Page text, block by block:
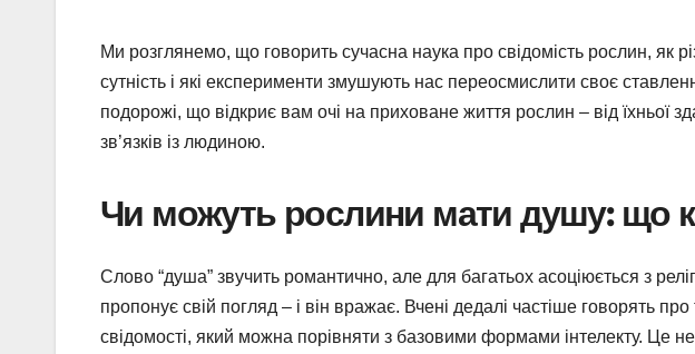
Ми розглянемо, що говорить сучасна наука про свідомість рослин, як
сутність і які експерименти змушують нас переосмислити своє
подорожі, що відкриє вам очі на приховане життя рослин – від їхньої
зв’язків із людиною.
Чи можуть рослини мати душу: що
Слово “душа” звучить романтично, але для багатьох асоціюється з
пропонує свій погляд – і він вражає. Вчені дедалі частіше говорять
свідомості, який можна порівняти з базовими формами інтелекту. Це